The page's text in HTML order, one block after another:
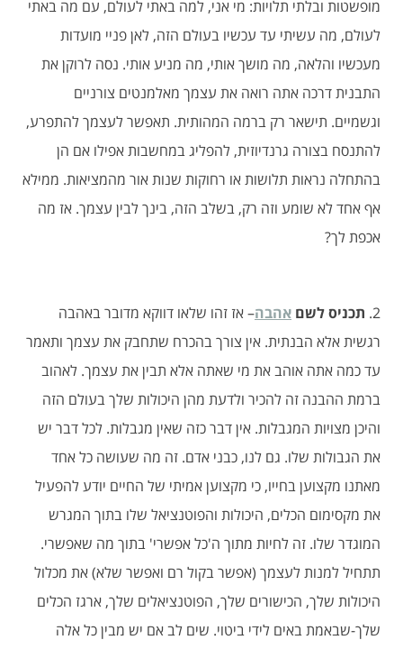
מופשטות ובלתי תלויות: מי אני, למה באתי לעולם, עם מה באתי
לעולם, מה עשיתי עד עכשיו בעולם הזה, לאן פניי מועדות
מעכשיו והלאה, מה מושך אותי, מה מניע אותי. נסה לרוקן את
התבנית דרכה אתה רואה את עצמך מאלמנטים צורניים
וגשמיים. תישאר רק ברמה המהותית. תאפשר לעצמך להתפרע,
להתנסח בצורה גרנדיוזית, להפליג במחשבות אפילו אם הן
בהתחלה נראות תלושות או רחוקות שנות אור מהמציאות. ממילא
אף אחד לא שומע וזה רק, בשלב הזה, בינך לבין עצמך. אז מה
אכפת לך?
2. תכניס לשם אהבה– אז זהו שלאו דווקא מדובר באהבה
רגשית אלא הבנתית. אין צורך בהכרח שתחבק את עצמך ותאמר
עד כמה אתה אוהב את מי שאתה אלא תבין את עצמך. לאהוב
ברמת ההבנה זה להכיר ולדעת מהן היכולות שלך בעולם הזה
והיכן מצויות המגבלות. אין דבר כזה שאין מגבלות. לכל דבר יש
את הגבולות שלו. גם לנו, כבני אדם. זה מה שעושה כל אחד
מאתנו מקצוען בחייו, כי מקצוען אמיתי של החיים יודע להפעיל
את מקסימום הכלים, היכולות והפוטנציאל שלו בתוך המגרש
המוגדר שלו. זה לחיות מתוך ה'כל אפשרי' בתוך מה שאפשרי.
תתחיל למנות לעצמך (אפשר בקול רם ואפשר שלא) את מכלול
היכולות שלך, הכישורים שלך, הפוטנציאלים שלך, ארגז הכלים
שלך-שבאמת באים לידי ביטוי. שים לב אם יש מבין כל אלה